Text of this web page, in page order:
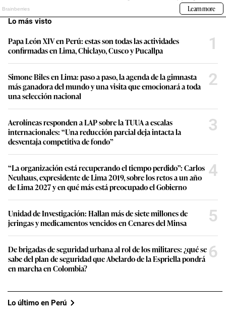
Lo más visto
Papa León XIV en Perú: estas son todas las actividades
confirmadas en Lima, Chiclayo, Cusco y Pucallpa
1
Simone Biles en Lima: paso a paso, la agenda de la gimnasta
más ganadora del mundo y una visita que emocionará a toda
una selección nacional
2
Aerolíneas responden a LAP sobre la TUUA a escalas
internacionales: “Una reducción parcial deja intacta la
desventaja competitiva de fondo”
3
“La organización está recuperando el tiempo perdido”: Carlos
Neuhaus, expresidente de Lima 2019, sobre los retos a un año
de Lima 2027 y en qué más está preocupado el Gobierno
4
Unidad de Investigación: Hallan más de siete millones de
jeringas y medicamentos vencidos en Cenares del Minsa
5
De brigadas de seguridad urbana al rol de los militares: ¿qué se
sabe del plan de seguridad que Abelardo de la Espriella pondrá
en marcha en Colombia?
6
Lo último en Perú